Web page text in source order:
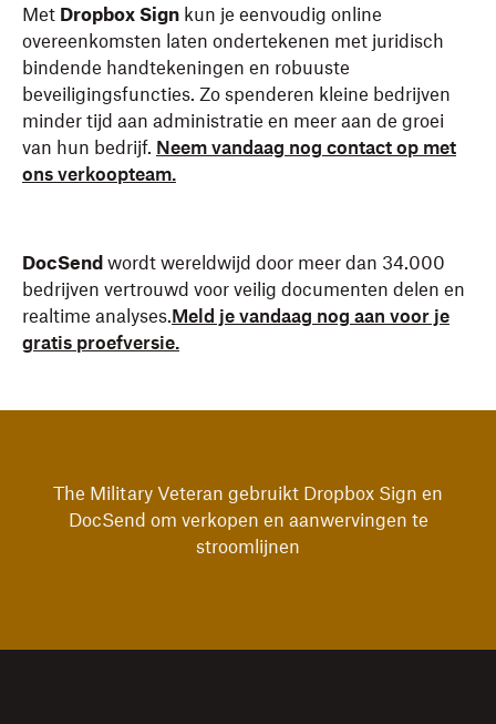
Met Dropbox Sign kun je eenvoudig online
overeenkomsten laten ondertekenen met juridisch
bindende handtekeningen en robuuste
beveiligingsfuncties. Zo spenderen kleine bedrijven
minder tijd aan administratie en meer aan de groei
van hun bedrijf. Neem vandaag nog contact op met
ons verkoopteam.
DocSend wordt wereldwijd door meer dan 34.000
bedrijven vertrouwd voor veilig documenten delen en
realtime analyses. Meld je vandaag nog aan voor je
gratis proefversie.
The Military Veteran gebruikt Dropbox Sign en
DocSend om verkopen en aanwervingen te
stroomlijnen